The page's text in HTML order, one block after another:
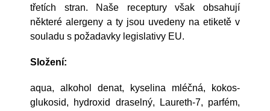
třetích stran. Naše receptury však obsahují
některé alergeny a ty jsou uvedeny na etiketě v
souladu s požadavky legislativy EU.
Složení:
aqua, alkohol denat, kyselina mléčná, kokos-
glukosid, hydroxid draselný, Laureth-7, parfém,